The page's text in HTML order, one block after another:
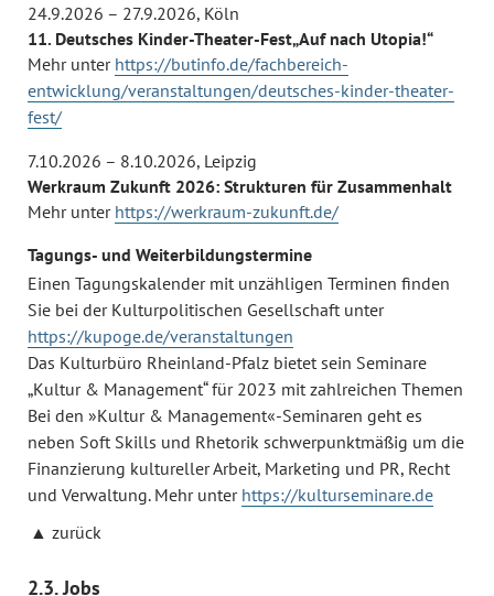
24.9.2026 – 27.9.2026, Köln
11. Deutsches Kinder-Theater-Fest„Auf nach Utopia!“
Mehr unter https://butinfo.de/fachbereich-
entwicklung/veranstaltungen/deutsches-kinder-theater-
fest/
7.10.2026 – 8.10.2026, Leipzig
Werkraum Zukunft 2026: Strukturen für Zusammenhalt
Mehr unter https://werkraum-zukunft.de/
Tagungs- und Weiterbildungstermine
Einen Tagungskalender mit unzähligen Terminen finden
Sie bei der Kulturpolitischen Gesellschaft unter
https://kupoge.de/veranstaltungen
Das Kulturbüro Rheinland-Pfalz bietet sein Seminare
„Kultur & Management“ für 2023 mit zahlreichen Themen
Bei den »Kultur & Management«-Seminaren geht es
neben Soft Skills und Rhetorik schwerpunktmäßig um die
Finanzierung kultureller Arbeit, Marketing und PR, Recht
und Verwaltung. Mehr unter https://kulturseminare.de
zurück
2.3. Jobs